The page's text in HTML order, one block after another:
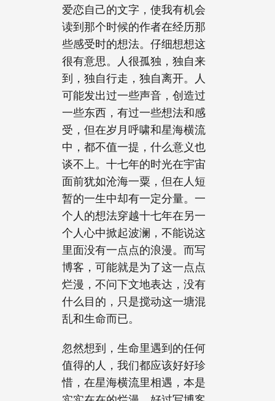
爱恋自己的文字，使我有机会
读到那个时候的作者在经历那
些感受时的想法。仔细想想这
很有意思。人很孤独，独自来
到，独自行走，独自离开。人
可能发出过一些声音，创造过
一些东西，有过一些想法和感
受，但在岁月呼啸和星海横流
中，都不值一提，什么意义也
谈不上。十七年的时光在宇宙
面前犹如沧海一粟，但在人短
暂的一生中却有一定分量。一
个人的想法穿越十七年在另一
个人心中掀起波澜，不能说这
里面没有一点点的浪漫。而写
博客，可能就是为了这一点点
烂漫，不问下文地表达，没有
什么目的，只是搅动这一塘混
乱和生命而已。
忽然想到，生命里遇到的任何
值得的人，我们都应该好好珍
惜，在星海横流里相遇，本是